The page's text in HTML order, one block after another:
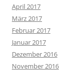
April 2017
März 2017
Februar 2017
Januar 2017
Dezember 2016
November 2016